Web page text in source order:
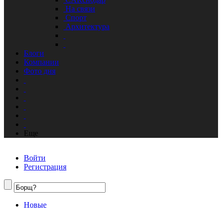
На связи
Спорт
Архитектура
Блоги
Компании
Фото дня
Еще
Войти
Регистрация
Новые